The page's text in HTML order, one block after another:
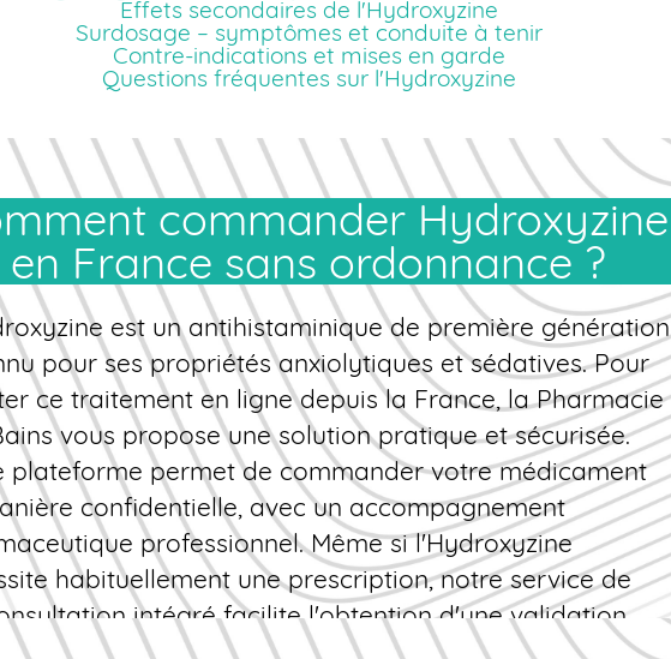
Effets secondaires de l'Hydroxyzine
Surdosage – symptômes et conduite à tenir
Contre-indications et mises en garde
Questions fréquentes sur l'Hydroxyzine
en France sans ordonnance ?
est un antihistaminique de première génération
pour ses propriétés anxiolytiques et sédatives. Pour
ce traitement en lignedepuis la France, laPharmacie
vous propose une solution pratique et sécurisée.
plateforme permet de commandervotre médicament
confidentielle, avec un accompagnement
professionnel. Même si l'Hydroxyzine
habituellement une prescription, notre service de
intégré facilite l'obtention d'une validation
rapide.